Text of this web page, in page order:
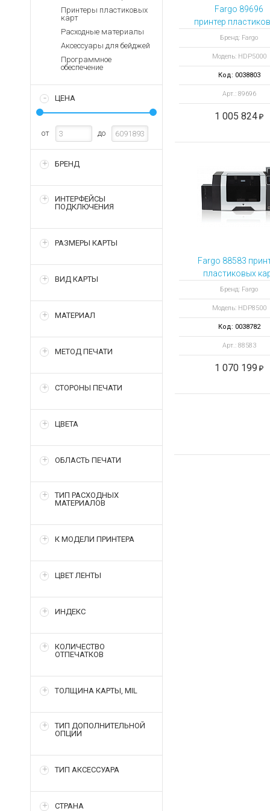
Запасные
Терминалы
оплаты
Зарядные устройства
Архивные товары
Принтеры пластиковых
карт
Расходные материалы
Аксессуары для бейджей
Программное
обеспечение
ЦЕНА
от до
БРЕНД
ИНТЕРФЕЙСЫ
ПОДКЛЮЧЕНИЯ
РАЗМЕРЫ КАРТЫ
ВИД КАРТЫ
МАТЕРИАЛ
МЕТОД ПЕЧАТИ
СТОРОНЫ ПЕЧАТИ
ЦВЕТА
ОБЛАСТЬ ПЕЧАТИ
ТИП РАСХОДНЫХ
МАТЕРИАЛОВ
К МОДЕЛИ ПРИНТЕРА
ЦВЕТ ЛЕНТЫ
ИНДЕКС
КОЛИЧЕСТВО
ОТПЕЧАТКОВ
ТОЛЩИНА КАРТЫ, MIL
ТИП ДОПОЛНИТЕЛЬНОЙ
ОПЦИИ
ТИП АКСЕССУАРА
СТРАНА
Fargo 89696
принтер
Бренд: Fargo
Модель: HDP5000
Код: 0038803
Арт.: 89696
1 005 824
Fargo 88583
пластиковых
HDP8500 с
выпрямителем и
станцией
Бренд: Fargo
Модель: HDP8500
Код: 0038782
Арт.: 88583
1 070 199